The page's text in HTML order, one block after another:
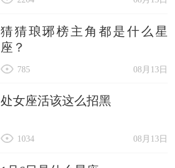
猜猜琅琊榜主角都是什么星
座？
08月13日
785
处女座活该这么招黑
08月13日
1034